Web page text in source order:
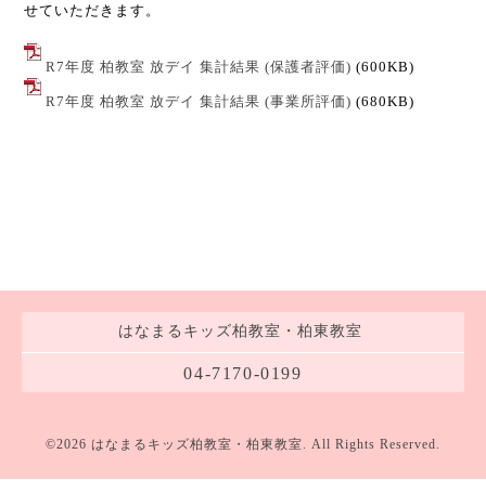
せていただきます。
R7年度 柏教室 放デイ 集計結果 (保護者評価) (600KB)
R7年度 柏教室 放デイ 集計結果 (事業所評価) (680KB)
はなまるキッズ柏教室・柏東教室
04-7170-0199
©2026 はなまるキッズ柏教室・柏東教室. All Rights Reserved.